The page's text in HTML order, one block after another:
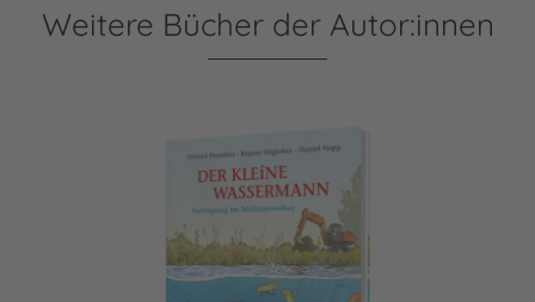
Weitere Bücher der Autor:innen